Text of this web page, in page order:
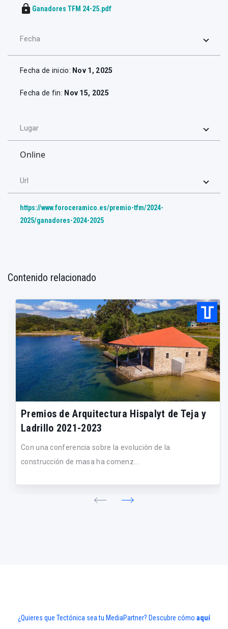
lock Ganadores TFM 24-25.pdf
Fecha
Fecha de inicio: Nov 1, 2025
Fecha de fin: Nov 15, 2025
Lugar
Online
Url
https://www.foroceramico.es/premio-tfm/2024-
2025/ganadores-2024-2025
Contenido relacionado
Premios de Arquitectura Hispalyt de Teja y
Ladrillo 2021-2023
Con una conferencia sobre la evolución de la
construcción de masa ha comenz...
¿Quieres que Tectónica sea tu MediaPartner? Descubre cómo aquí